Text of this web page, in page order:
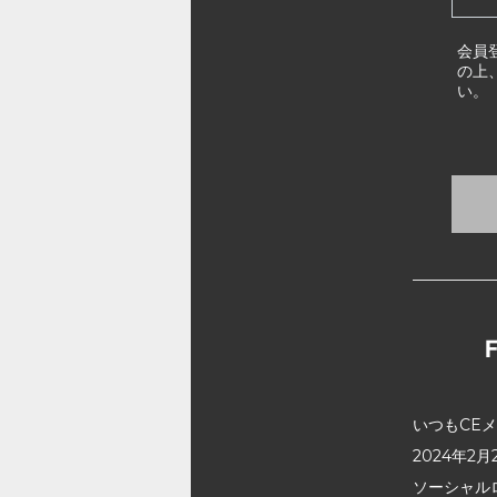
会員
の上
い。
いつもCE
2024年2月
ソーシャ